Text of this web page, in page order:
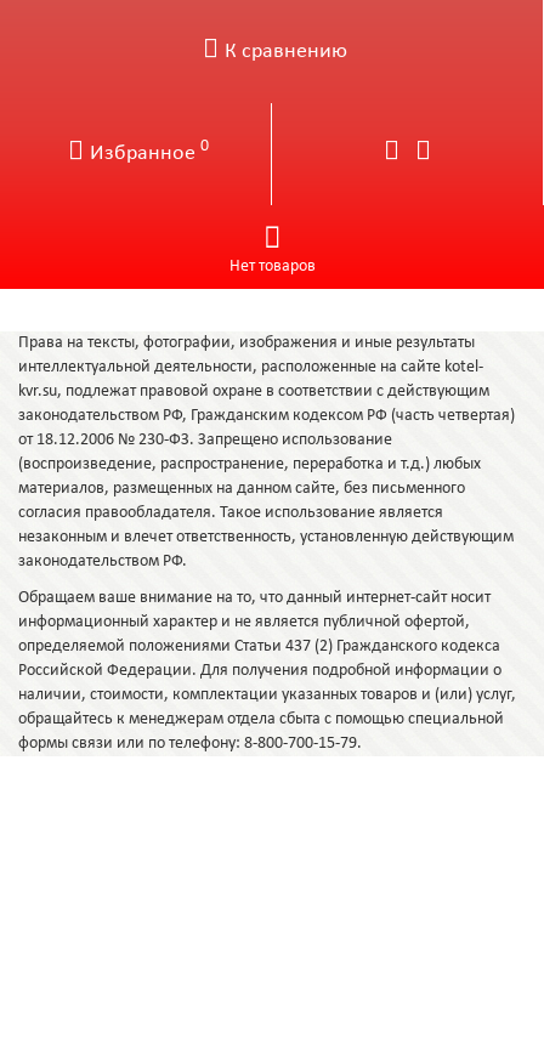
К сравнению
Избранное 0
Нет товаров
Права на тексты, фотографии, изображения и иные результаты
интеллектуальной деятельности, расположенные на сайте kotel-
kvr.su, подлежат правовой охране в соответствии с действующим
законодательством РФ, Гражданским кодексом РФ (часть четвертая)
от 18.12.2006 № 230-ФЗ. Запрещено использование
(воспроизведение, распространение, переработка и т.д.) любых
материалов, размещенных на данном сайте, без письменного
согласия правообладателя. Такое использование является
незаконным и влечет ответственность, установленную действующим
законодательством РФ.
Обращаем ваше внимание на то, что данный интернет-сайт носит
информационный характер и не является публичной офертой,
определяемой положениями Статьи 437 (2) Гражданского кодекса
Российской Федерации. Для получения подробной информации о
наличии, стоимости, комплектации указанных товаров и (или) услуг,
обращайтесь к менеджерам отдела сбыта с помощью специальной
формы связи или по телефону: 8-800-700-15-79.